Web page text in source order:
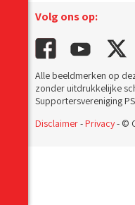
Volg ons op:
Alle beeldmerken op
zonder uitdrukkelijke
Supportersvereniging
Disclaimer-Privacy- ©